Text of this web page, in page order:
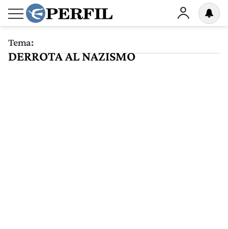
Tema:
DERROTA AL NAZISMO